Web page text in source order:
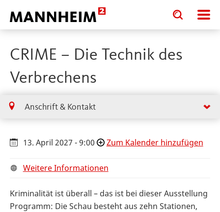
Toggle
search
input
Toggle
search
input
CRIME – Die Technik des
Verbrechens
Anschrift & Kontakt
13. April 2027 - 9:00 Zum Kalender hinzufügen
Weitere Informationen
Kriminalität ist überall – das ist bei dieser Ausstellung
Programm: Die Schau besteht aus zehn Stationen,